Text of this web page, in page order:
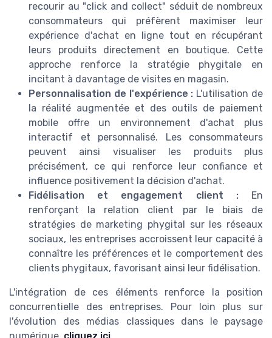
recourir au "click and collect" séduit de nombreux
consommateurs qui préfèrent maximiser leur
expérience d'achat en ligne tout en récupérant
leurs produits directement en boutique. Cette
approche renforce la stratégie phygitale en
incitant à davantage de visites en magasin.
Personnalisation de l'expérience : L'utilisation de
la réalité augmentée et des outils de paiement
mobile offre un environnement d'achat plus
interactif et personnalisé. Les consommateurs
peuvent ainsi visualiser les produits plus
précisément, ce qui renforce leur confiance et
influence positivement la décision d'achat.
Fidélisation et engagement client :En
renforçant la relation client par le biais de
stratégies de marketing phygital sur les réseaux
sociaux, les entreprises accroissent leur capacité à
connaître les préférences et le comportement des
clients phygitaux, favorisant ainsi leur fidélisation.
L'intégration de ces éléments renforce la position
concurrentielle des entreprises. Pour loin plus sur
l'évolution des médias classiques dans le paysage